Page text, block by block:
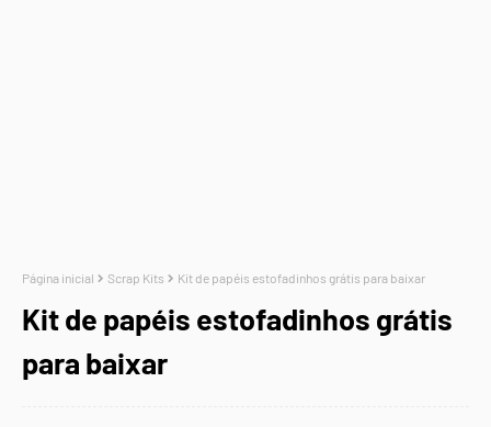
Página inicial Scrap Kits Kit de papéis estofadinhos grátis para baixar
Kit de papéis estofadinhos grátis
para baixar